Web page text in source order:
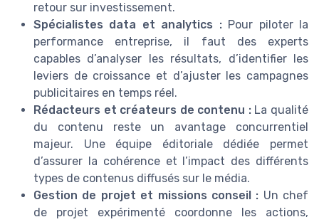
retour sur investissement.
Spécialistes data et analytics :Pour piloter la
performance entreprise, il faut des experts
capables d’analyser les résultats, d’identifier les
leviers de croissance et d’ajuster les campagnes
publicitaires en temps réel.
Rédacteurs et créateurs de contenu :La qualité
du contenu reste un avantage concurrentiel
majeur. Une équipe éditoriale dédiée permet
d’assurer la cohérence et l’impact des différents
types de contenus diffusés sur le média.
Gestion de projet et missions conseil : Un chef
de projet expérimenté coordonne les actions,